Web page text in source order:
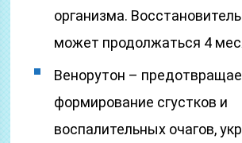
организма.
может продолжаться 4
Венорутон –
формирование сгустков и
воспалительных очагов,